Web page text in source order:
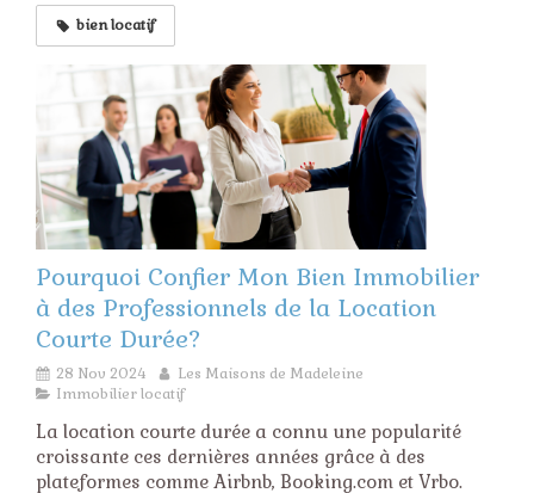
bien locatif
Pourquoi Confier Mon Bien Immobilier
à des Professionnels de la Location
Courte Durée?
28 Nov 2024
Les Maisons de Madeleine
Immobilier locatif
La location courte durée a connu une popularité
croissante ces dernières années grâce à des
plateformes comme Airbnb, Booking.com et Vrbo.